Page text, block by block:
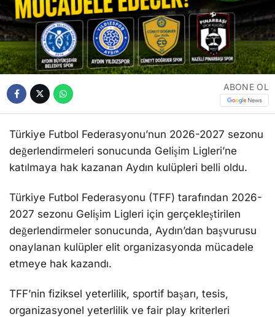
ABONE OL
Türkiye Futbol Federasyonu’nun 2026-2027 sezonu
değerlendirmeleri sonucunda Gelişim Ligleri’ne
katılmaya hak kazanan Aydın kulüpleri belli oldu.
Türkiye Futbol Federasyonu (TFF) tarafından 2026-
2027 sezonu Gelişim Ligleri için gerçekleştirilen
değerlendirmeler sonucunda, Aydın’dan başvurusu
onaylanan kulüpler elit organizasyonda mücadele
etmeye hak kazandı.
TFF’nin fiziksel yeterlilik, sportif başarı, tesis,
organizasyonel yeterlilik ve fair play kriterleri